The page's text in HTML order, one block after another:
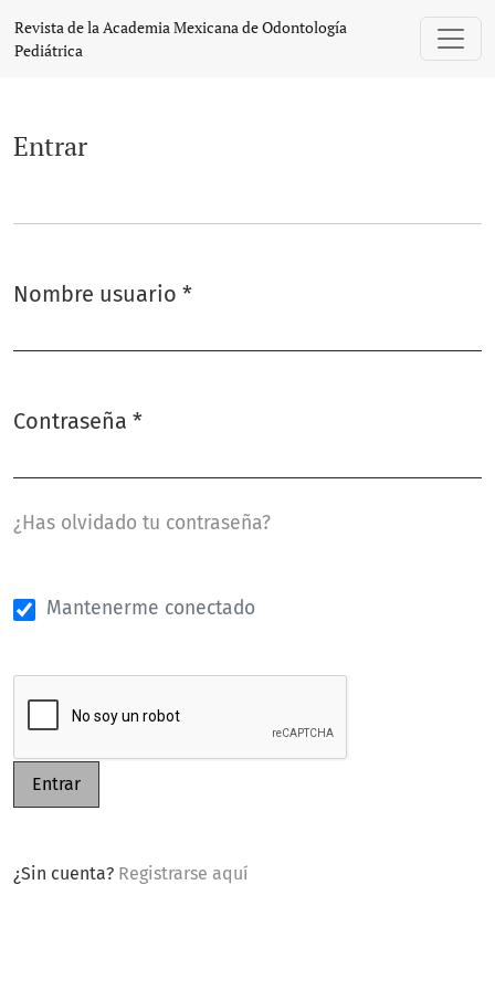
Entrar
Revista de la Academia Mexicana de Odontología
Pediátrica
Entrar
Nombre usuario *
Contraseña *
¿Has olvidado tu contraseña?
Mantenerme conectado
Entrar
¿Sin cuenta? Registrarse aquí